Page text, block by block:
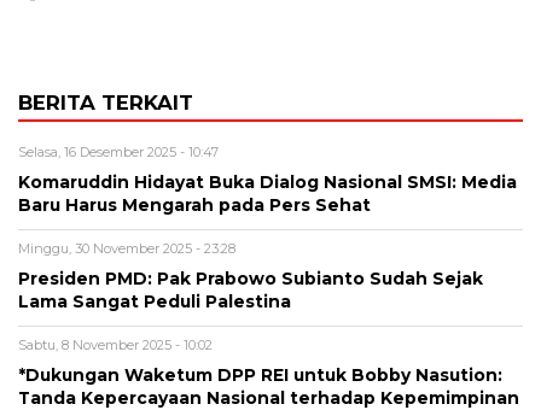
BERITA TERKAIT
Selasa, 16 Desember 2025 - 10:47
Komaruddin Hidayat Buka Dialog Nasional SMSI: Media
Baru Harus Mengarah pada Pers Sehat
Minggu, 30 November 2025 - 23:28
Presiden PMD: Pak Prabowo Subianto Sudah Sejak
Lama Sangat Peduli Palestina
Sabtu, 8 November 2025 - 10:02
*Dukungan Waketum DPP REI untuk Bobby Nasution:
Tanda Kepercayaan Nasional terhadap Kepemimpinan